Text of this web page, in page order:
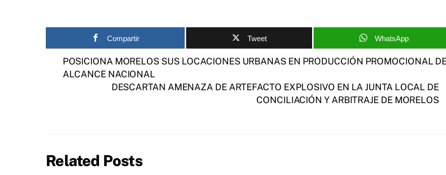
Compartir Tweet WhatsApp
POSICIONA MORELOS SUS LOCACIONES URBANAS EN PRODUCCIÓN PROMOCIONAL
ALCANCE NACIONAL
DESCARTAN AMENAZA DE ARTEFACTO EXPLOSIVO EN LA JUNTA LOCAL DE
CONCILIACIÓN Y ARBITRAJE DE MORELOS
Related Posts